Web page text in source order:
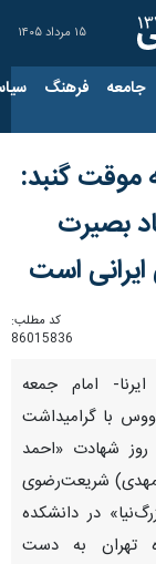
۱۵ مرداد ۱۴۰۵
جامعه فرهنگ
موقت گنبد:
بصیرت
است
کد مطلب:
86015836
امام جمعه
با گرامیداشت
۱۶ آذر ۱۳۳۲ روز شهادت «احمد
شریعت‌رضوی
در دانشکده
تهران به دست